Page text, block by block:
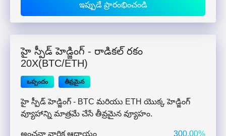
ఇప్పుడే ప్రారంభించండి
హై స్పీడ్ హెడ్జింగ్ - రాడికల్ రకం
20X(BTC/ETH)
ఒప్పందం తీవ్రమైన
హై స్పీడ్ హెడ్జింగ్ - BTC మరియు ETH యొక్క హెడ్జింగ్
వ్యూహాన్ని మాత్రమే చేసే తీవ్రమైన వ్యూహం.
అంచనా వార్షిక ఆదాయం
300.00%